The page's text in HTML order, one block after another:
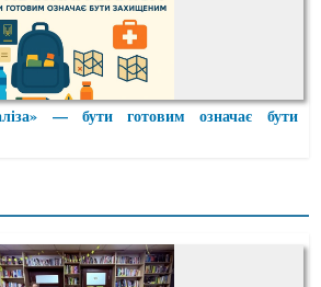
— бути готовим означає бути